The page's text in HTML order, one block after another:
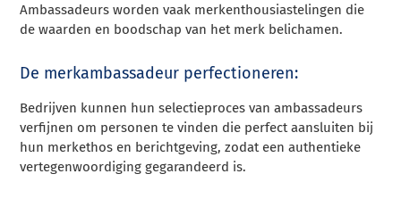
Ambassadeurs worden vaak merkenthousiastelingen die
de waarden en boodschap van het merk belichamen.
De merkambassadeur perfectioneren:
Bedrijven kunnen hun selectieproces van ambassadeurs
verfijnen om personen te vinden die perfect aansluiten bij
hun merkethos en berichtgeving, zodat een authentieke
vertegenwoordiging gegarandeerd is.